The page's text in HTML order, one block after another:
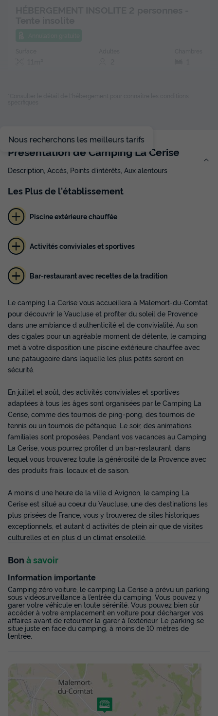
Modifier les dates
360 €
MOBILHOME 4 personnes - 2 chambres
Climatisation - Dimanche
Annulation gratuite
Surface
22m²
Adultes Chambres Salle de bain
Salon de jardin
Micro-ondes
MOBILHOME 4 personnes - 2 chambres Climatisation -
Dimanche
du03/10/2026au10/10/2026
Meilleur prix pour 7 nuits
Modifier les dates
500 €
430 €
Prix de comparaison
-14%
d'économie
Voir les disponibilités
Annulation gratuite
Surface
34m²
Adultes Enfants
1
Salle de bain
1
Nous recherchons les meilleurs tarifs
Présentation de Camping La Cerise
Description, Accès, Points d’intérêts, Aux alentours
Les Plusde l'établissement
Piscine extérieure chauffée
Activités conviviales et sportives
Bar-restaurant avec recettes de la tradition
Le camping La Cerise vous accueillera à Malemort-du-Comtat
pour découvrir le Vaucluse et profiter du soleil de Provence
dans une ambiance d authenticité et de convivialité. Au son
des cigales pour un agréable moment de détente, le camping
met à votre disposition une piscine extérieure chauffée avec
une pataugeoire dans laquelle les plus petits seront en
sécurité.
En juillet et août, des activités conviviales et sportives
adaptées à tous les âges sont organisées par le Camping La
Cerise, comme des tournois de ping-pong, des tournois de
tennis ou un tournois de pétanque. Le soir, des animations
familiales sont proposées. Pendant vos vacances au Camping
La Cerise, vous pourrez profiter d un bar-restaurant, dans
lequel vous trouverez toute la générosité de la Provence avec
des produits frais, locaux et de saison.
A moins d une heure de la ville d Avignon, le camping La
Cerise est situé au coeur du Vaucluse, une des destinations les
plus prisées de France, vous y trouverez de sites historiques
exceptionnels, et autant d activités de plein air que de visites
culturelles et en plus d un climat ensoleillé.
Bon à savoir
Information importante
Camping zéro voiture, le camping La Cerise a prévu un parking
sous vidéosurveillance à l’entrée du camping. Vous pouvez y
garer votre véhicule en toute sérénité. Vous pouvez bien sûr
accéder à votre emplacement en voiture pour décharger vos
affaires avant de retourner la garer à l’extérieur. Le parking se
situe juste en face du camping, à moins de 10 mètres de
l’entrée.